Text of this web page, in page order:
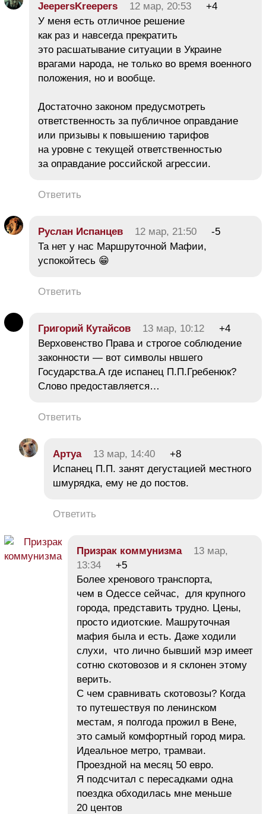
JeepersKreepers 12 мар, 20:53
+4
У меня есть отличное решение
как раз и навсегда прекратить
это расшатывание ситуации в Украине
врагами народа, не только во время военного
положения, но и вообще.
Достаточно законом предусмотреть
ответственность за публичное оправдание
или призывы к повышению тарифов
на уровне с текущей ответственностью
за оправдание российской агрессии.
Ответить
Руслан Испанцев 12 мар, 21:50
-5
Та нет у нас Маршруточной Мафии,
успокойтесь 😁
Ответить
Григорий Кутайсов 13 мар, 10:12
+4
Верховенство Права и строгое соблюдение
законности — вот символы нвшего
Государства.А где испанец П.П.Гребенюк?
Слово предоставляется…
Ответить
Aртуа 13 мар, 14:40
+8
Испанец П.П. занят дегустацией местного
шмурядка, ему не до постов.
Ответить
Призрак коммунизма
13 мар,
13:34
+5
Более хренового транспорта,
чем в Одессе сейчас, для крупного
города, представить трудно. Цены,
просто идиотские. Машруточная
мафия была и есть. Даже ходили
слухи, что лично бывший мэр имеет
сотню скотовозов и я склонен этому
верить.
С чем сравнивать скотовозы? Когда
то путешествуя по ленинском
местам, я полгода прожил в Вене,
это самый комфортный город мира.
Идеальное метро, трамваи.
Проездной на месяц 50 евро.
Я подсчитал с пересадками одна
поездка обходилась мне меньше
20 центов